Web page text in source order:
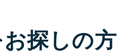
探しの方